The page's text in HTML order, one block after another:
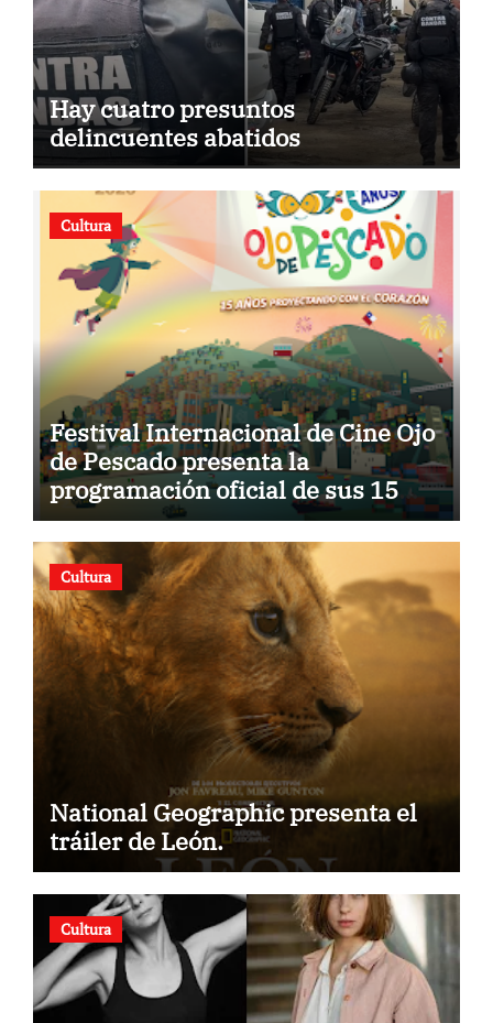
Hay cuatro presuntos
delincuentes abatidos
Cultura
Festival Internacional de Cine Ojo
de Pescado presenta la
programación oficial de sus 15
años
Cultura
National Geographic presenta el
tráiler de León.
Cultura